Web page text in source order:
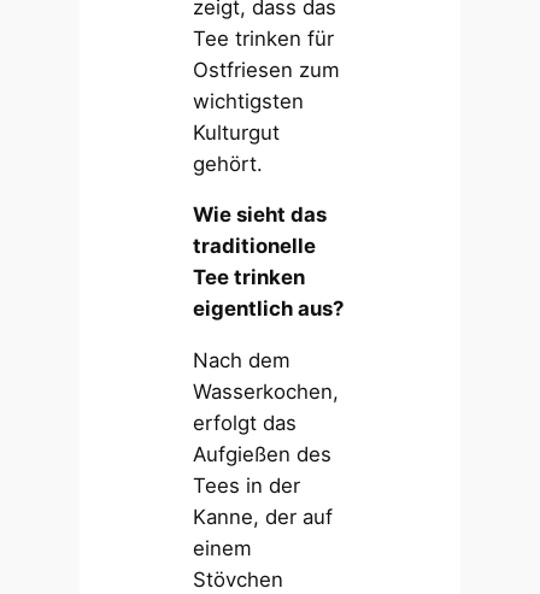
zeigt, dass das
Tee trinken für
Ostfriesen zum
wichtigsten
Kulturgut
gehört.
Wie sieht das
traditionelle
Tee trinken
eigentlich aus?
Nach dem
Wasserkochen,
erfolgt das
Aufgießen des
Tees in der
Kanne, der auf
einem
Stövchen